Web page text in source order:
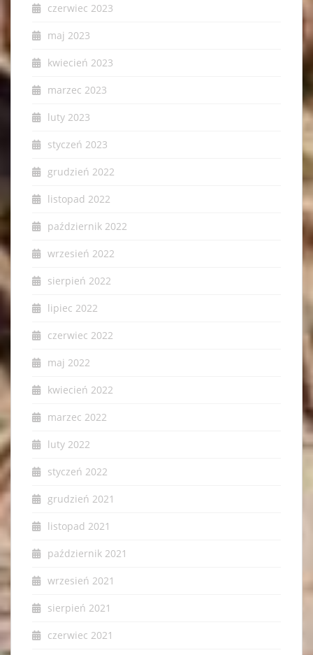
czerwiec 2023
maj 2023
kwiecień 2023
marzec 2023
luty 2023
styczeń 2023
grudzień 2022
listopad 2022
październik 2022
wrzesień 2022
sierpień 2022
lipiec 2022
czerwiec 2022
maj 2022
kwiecień 2022
marzec 2022
luty 2022
styczeń 2022
grudzień 2021
listopad 2021
październik 2021
wrzesień 2021
sierpień 2021
czerwiec 2021